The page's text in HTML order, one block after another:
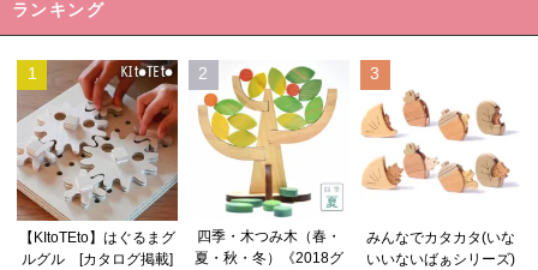
ランキング
1
【KItoTEto】はぐるまグ
ルグル [カタログ掲載]
2
四季・木つみ木（春・
夏・秋・冬）《2018グ
3
みんなでカタカタ(いな
いいないばぁシリーズ)